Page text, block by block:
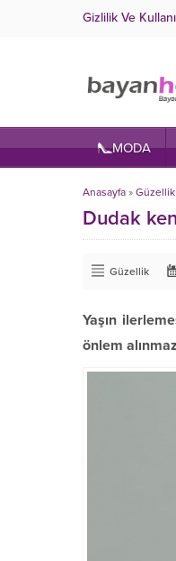
Gizlilik Ve
MODA
Anasayfa » Güzellik
Dudak
Güzellik
Yaşın
önlem